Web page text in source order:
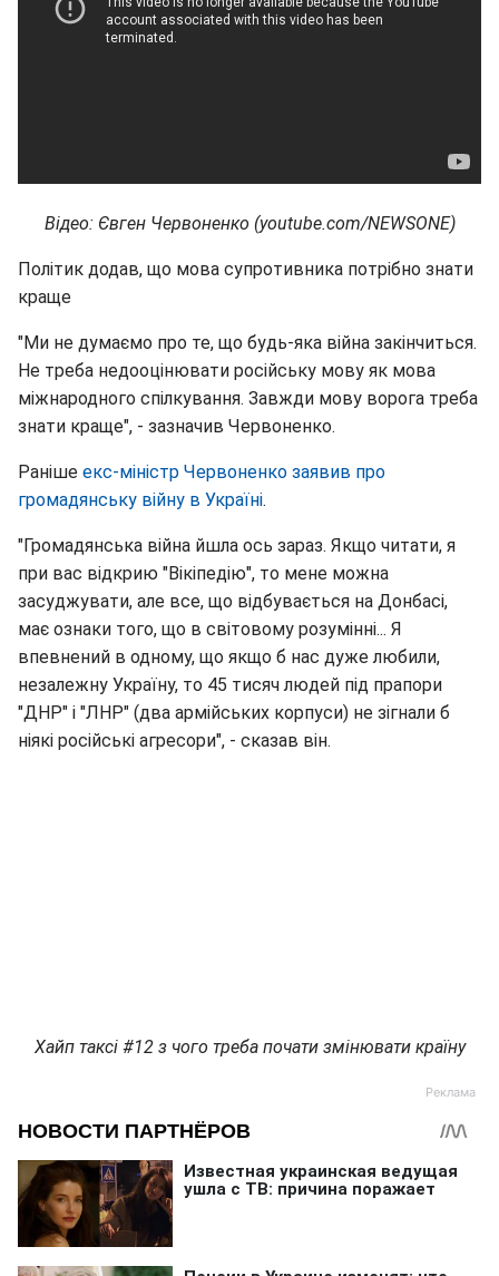
Відео: Євген Червоненко (youtube.com/NEWSONE)
Політик додав, що мова супротивника потрібно знати
краще
"Ми не думаємо про те, що будь-яка війна закінчиться.
Не треба недооцінювати російську мову як мова
міжнародного спілкування. Завжди мову ворога треба
знати краще", - зазначив Червоненко.
Раніше екс-міністр Червоненко заявив про
громадянську війну в Україні.
"Громадянська війна йшла ось зараз. Якщо читати, я
при вас відкрию "Вікіпедію", то мене можна
засуджувати, але все, що відбувається на Донбасі,
має ознаки того, що в світовому розумінні... Я
впевнений в одному, що якщо б нас дуже любили,
незалежну Україну, то 45 тисяч людей під прапори
"ДНР" і "ЛНР" (два армійських корпуси) не зігнали б
ніякі російські агресори", - сказав він.
Хайп таксі #12 з чого треба почати змінювати країну